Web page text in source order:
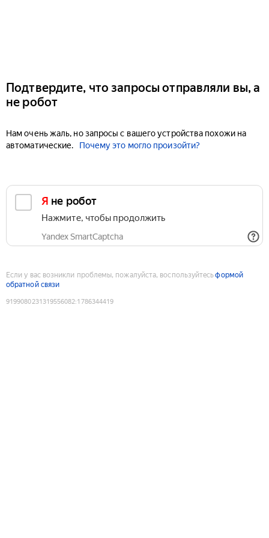
Подтвердите, что запросы отправляли вы, а
не робот
Нам очень жаль, но запросы с вашего устройства похожи на
автоматические.
Почему это могло произойти?
Я не робот
Нажмите, чтобы продолжить
Yandex SmartCaptcha
Если у вас возникли проблемы, пожалуйста, воспользуйтесьформой
обратной связи
9199080231319556082:1786344419